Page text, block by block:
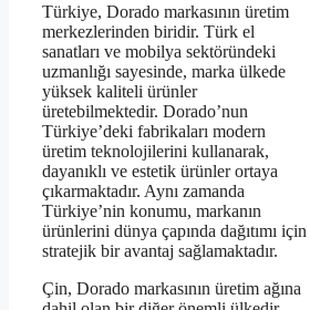
Türkiye, Dorado markasının üretim
merkezlerinden biridir. Türk el
sanatları ve mobilya sektöründeki
uzmanlığı sayesinde, marka ülkede
yüksek kaliteli ürünler
üretebilmektedir. Dorado’nun
Türkiye’deki fabrikaları modern
üretim teknolojilerini kullanarak,
dayanıklı ve estetik ürünler ortaya
çıkarmaktadır. Aynı zamanda
Türkiye’nin konumu, markanın
ürünlerini dünya çapında dağıtımı için
stratejik bir avantaj sağlamaktadır.
Çin, Dorado markasının üretim ağına